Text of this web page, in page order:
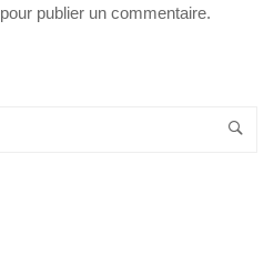
pour publier un commentaire.